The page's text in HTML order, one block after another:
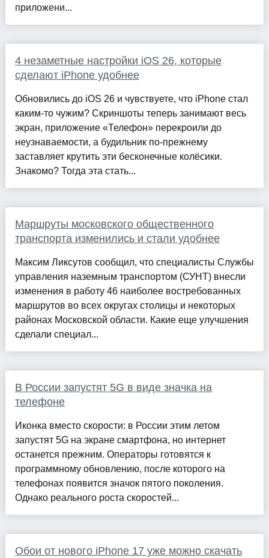
приложени...
4 незаметные настройки iOS 26, которые
сделают iPhone удобнее
Обновились до iOS 26 и чувствуете, что iPhone стал
каким-то чужим? Скриншоты теперь занимают весь
экран, приложение «Телефон» перекроили до
неузнаваемости, а будильник по-прежнему
заставляет крутить эти бесконечные колёсики.
Знакомо? Тогда эта стать...
Маршруты московского общественного
транспорта изменились и стали удобнее
Максим Ликсутов сообщил, что специалисты Службы
управления наземным транспортом (СУНТ) внесли
изменения в работу 46 наиболее востребованных
маршрутов во всех округах столицы и некоторых
районах Московской области. Какие еще улучшения
сделали специал...
В России запустят 5G в виде значка на
телефоне
Иконка вместо скорости: в России этим летом
запустят 5G на экране смартфона, но интернет
останется прежним. Операторы готовятся к
программному обновлению, после которого на
телефонах появится значок пятого поколения.
Однако реального роста скоростей...
Обои от нового iPhone 17 уже можно скачать